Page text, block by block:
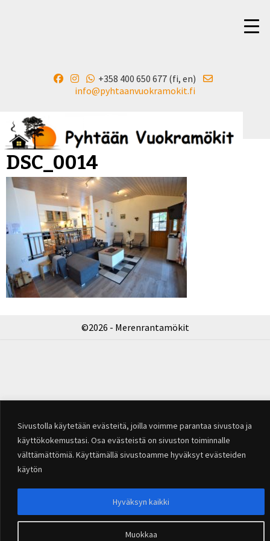
Sivustolla käytetään evästeitä, joilla voimme parantaa sivustoa ja
käyttökokemustasi. Osa evästeistä on sivuston toiminnalle
välttämättömiä. Käyttämällä sivustoamme hyväksyt evästeiden
käytön
Muokkaa
Hyväksyn kaikki
+358 400 650 677 (fi, en)
info@pyhtaanvuokramokit.fi
DSC_0014
©2026 - Merenrantamökit